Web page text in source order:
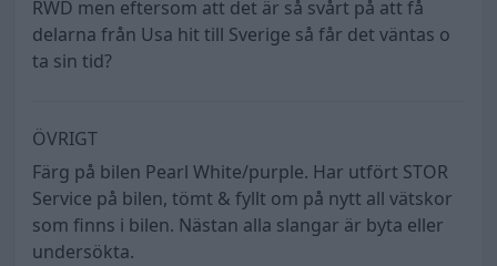
RWD men eftersom att det är så svårt på att få
delarna från Usa hit till Sverige så får det väntas o
ta sin tid?
ÖVRIGT
Färg på bilen Pearl White/purple. Har utfört STOR
Service på bilen, tömt & fyllt om på nytt all vätskor
som finns i bilen. Nästan alla slangar är byta eller
undersökta.